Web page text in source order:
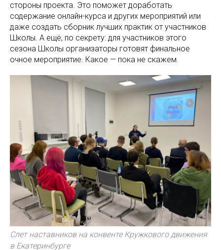
стороны проекта. Это поможет доработать
содержание онлайн-курса и других мероприятий или
даже создать сборник лучших практик от участников
Школы. А ещё, по секрету: для участников этого
сезона Школы организаторы готовят финальное
очное мероприятие. Какое — пока не скажем.
Слет наставников на конвенте Кружкового движения
в Екатеринбурге